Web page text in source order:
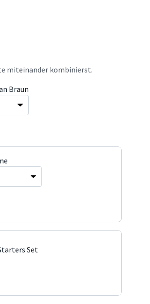
miteinander kombinierst.
Braun
Set